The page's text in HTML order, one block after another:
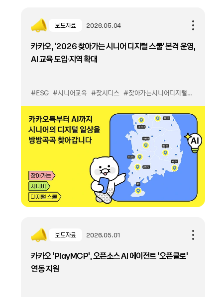
보도자료 2026.05.04
카카오, ‘2026 찾아가는 시니어 디지털 스쿨’ 본격 운영,
AI 교육 도입·지역 확대
#ESG #시니어교육 #찾시디스 #찾아가는시니어디지털스쿨
보도자료 2026.05.01
카카오 ‘PlayMCP’, 오픈소스 AI 에이전트 '오픈클로'
연동 지원